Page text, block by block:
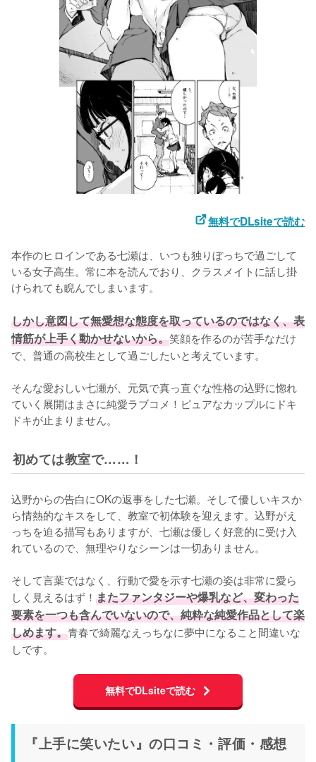
無料でDLsiteで読む
本作のヒロインである七瀬は、いつも独りぼっちで過ごして
いる女子高生。常に本を読んでおり、クラスメイトに話し掛
けられても睨んでしまいます。
しかし意図して無愛想な態度を取っているのではなく、表
情筋が上手く動かせないから。笑顔を作るのが苦手なだけ
で、普通の高校生として過ごしたいと考えています。
そんな愛おしい七瀬が、元気で真っ直ぐな性格の込野に惚れ
ていく展開はまさに純愛ラブコメ！ピュアなカップルにドキ
ドキが止まりません。
初めては教室で……！
込野からの告白にOKの返事をした七瀬。そして優しいキスか
ら情熱的なキスをして、教室で初体験を迎えます。込野がえ
っちを迫る描写もありますが、七瀬は優しく好意的に受け入
れているので、無理やりなシーンは一切ありません。
そして言葉ではなく、行動で愛を示す七瀬の姿は非常に愛ら
しく見えるはず！ またファンタジーや爆乳など、変わった
要素を一つも含んでいないので、純粋な純愛作品として楽
しめます。青春で綺麗なえっちなに夢中になること間違いな
しです。
無料でDLsiteで読む
『上手に笑いたい』の口コミ・評価・感想